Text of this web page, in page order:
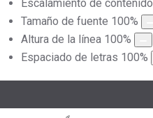
Escalamiento de contenido
Tamaño de fuente 100%
Altura de la línea 100%
Espaciado de letras 100%